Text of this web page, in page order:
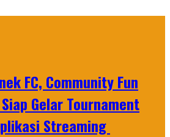
FC, Community Fun
Gelar Tournament
Streaming